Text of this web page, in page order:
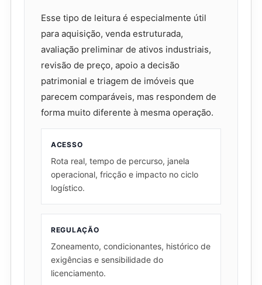
Esse tipo de leitura é especialmente útil
para aquisição, venda estruturada,
avaliação preliminar de ativos industriais,
revisão de preço, apoio a decisão
patrimonial e triagem de imóveis que
parecem comparáveis, mas respondem de
forma muito diferente à mesma operação.
ACESSO
Rota real, tempo de percurso, janela
operacional, fricção e impacto no ciclo
logístico.
REGULAÇÃO
Zoneamento, condicionantes, histórico de
exigências e sensibilidade do
licenciamento.